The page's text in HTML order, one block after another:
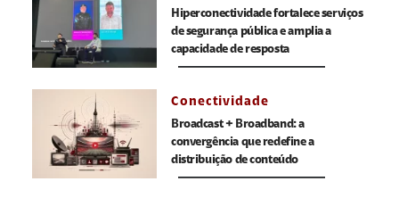
Hiperconectividade fortalece serviços
de segurança pública e amplia a
capacidade de resposta
Conectividade
Broadcast + Broadband: a
convergência que redefine a
distribuição de conteúdo